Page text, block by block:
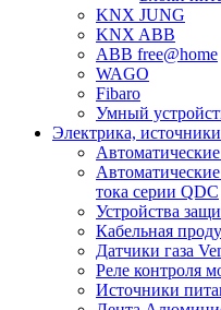
KNX JUNG
KNX ABB
ABB free@home
WAGO
Fibaro
Умный
Электрика,
тока серии QDC
Устройства
Кабельная
Датчики газа
Реле контроля
Источники